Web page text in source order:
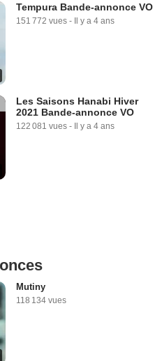
Tempura Bande-annonce VO
151 772 vues - Il y a 4 ans
Les Saisons Hanabi Hiver
2021 Bande-annonce VO
122 081 vues - Il y a 4 ans
Mutiny
118 134 vues